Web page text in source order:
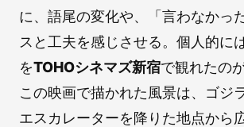
に、語尾の変化や、「言わなかっ
スと工夫を感じさせる。個人的に
をTOHOシネマズ新宿で観れたの
この映画で描かれた風景は、ゴジ
エスカレーターを降りた地点から